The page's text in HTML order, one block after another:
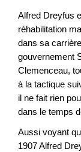
Alfred Dreyfus
réhabilitation
dans sa
gouvernement
Clemenceau,
à la tactique
il ne fait rien
dans le temps
Aussi voyant
1907 Alfred